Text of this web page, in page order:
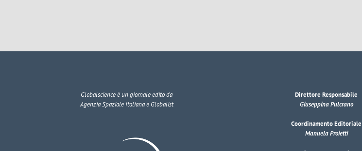
Globalscienceè un giornale edito da
Agenzia Spaziale Italiana e Globalist
Direttore Responsabile
Giuseppina Pulcrano
Coordinamento Editoriale
Manuela Proietti